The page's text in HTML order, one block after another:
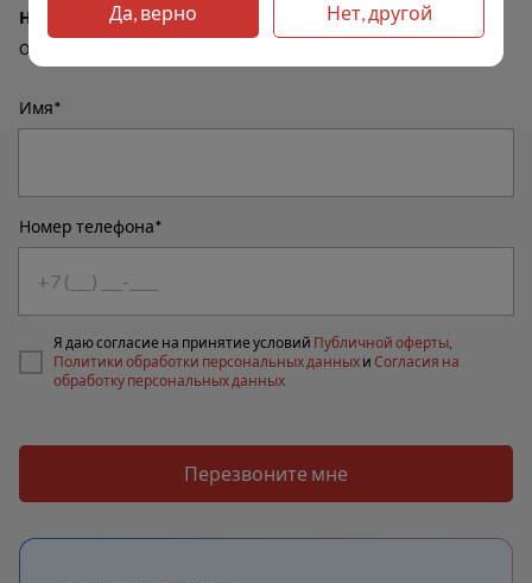
Нужна помощь?
Оставьте свои данные и мы с вами свяжемся в течении 15 минут
Имя*
Номер телефона*
Я даю согласие на принятие условий Публичной оферты,
Политики обработки персональных данных и Согласия на
обработку персональных данных
Перезвоните мне
Да, верно Нет, другой